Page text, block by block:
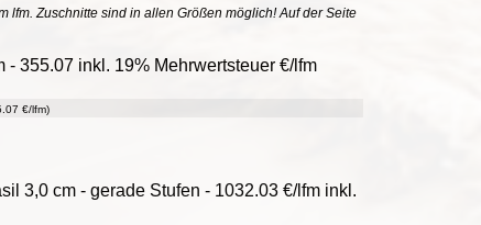
lfm. Zuschnitte sind in allen Größen möglich! Auf der Seite
355.07 inkl. 19% Mehrwertsteuer €/lfm
€/lfm)
3,0 cm - gerade Stufen - 1032.03 €/lfm inkl.